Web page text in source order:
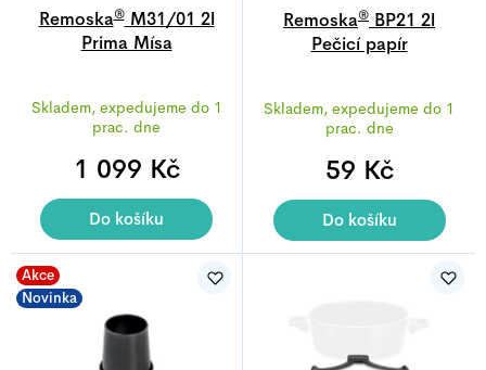
Remoska®M31/01 2l
Prima Mísa
hodnocení
produktu
je
z
5
hvězdiček.
Skladem, expedujeme do 1
prac. dne
1 099 Kč
Do košíku
Remoska® BP21 2l
Pečicí papír
hodnocení
produktu
je
z
5
hvězdiček.
Skladem, expedujeme do 1
prac. dne
59 Kč
Do košíku
Akce
Novinka